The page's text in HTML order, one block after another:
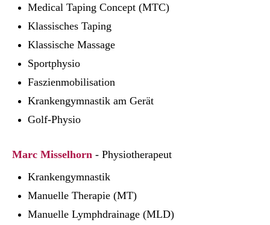
Medical Taping Concept (MTC)
Klassisches Taping
Klassische Massage
Sportphysio
Faszienmobilisation
Krankengymnastik am Gerät
Golf-Physio
Marc Misselhorn - Physiotherapeut
Krankengymnastik
Manuelle Therapie (MT)
Manuelle Lymphdrainage (MLD)